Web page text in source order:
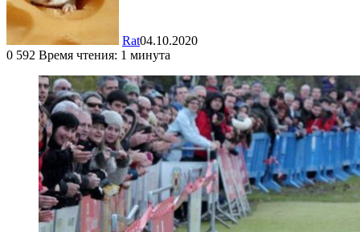
Rat04.10.2020
0 592 Время чтения: 1 минута